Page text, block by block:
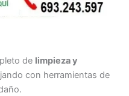
de limpieza y
con herramientas de